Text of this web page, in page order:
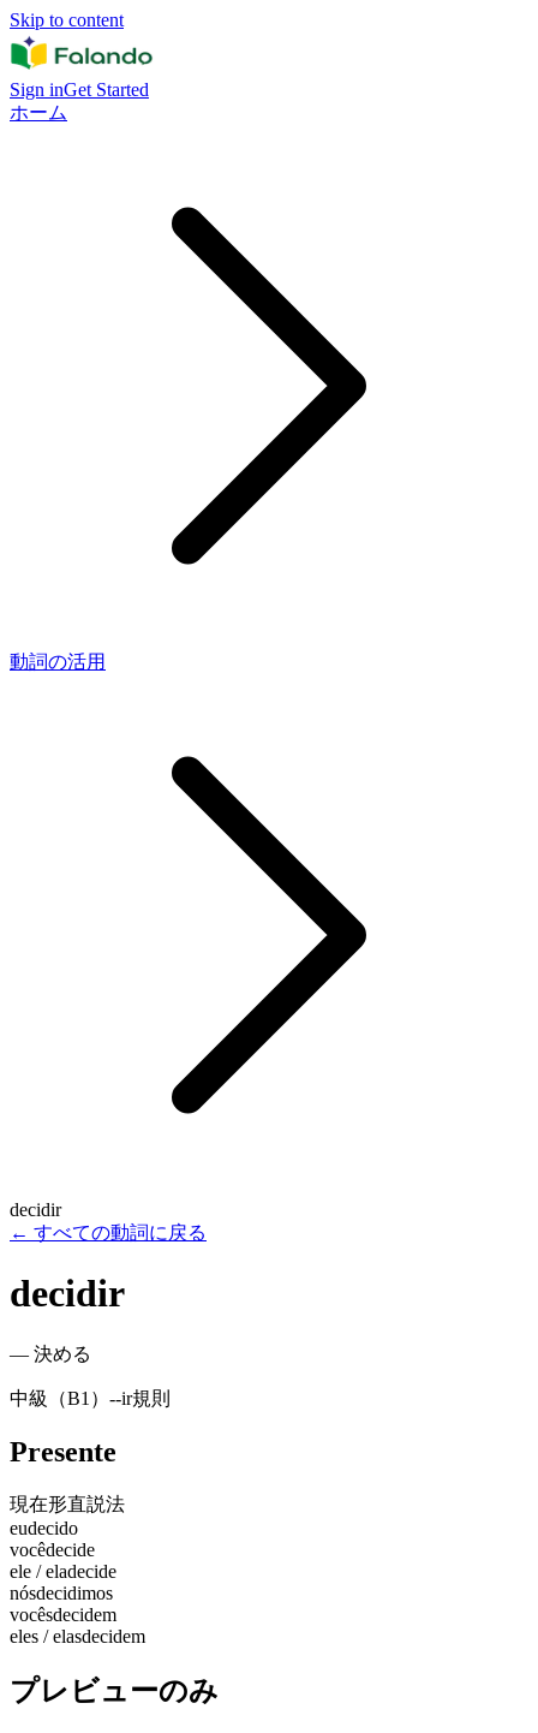
Skip to content
Sign inGet Started
ホーム
動詞の活用
decidir
← すべての動詞に戻る
decidir
— 決める
中級（B1） --ir規則
Presente
現在形直説法
eudecido
vocêdecide
ele / eladecide
nósdecidimos
vocêsdecidem
eles / elasdecidem
プレビューのみ